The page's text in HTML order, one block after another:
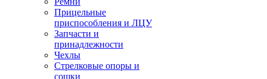
Прицельные
приспособления и ЛЦУ
Запчасти и
принадлежности
Чехлы
Стрелковые опоры и
сошки